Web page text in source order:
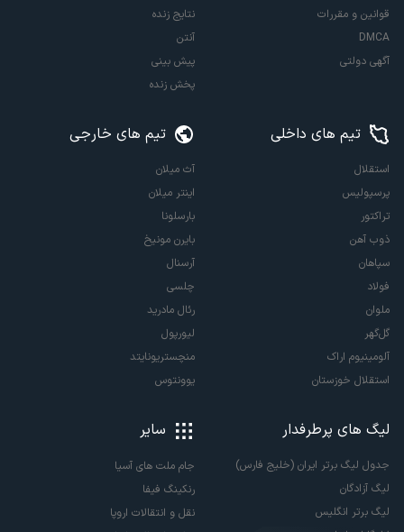
قوانین و مقررات
DMCA
آگهی دولتی
نتایج زنده
آنتن
پیش بینی
پخش زنده
تیم های داخلی
استقلال
پرسپولیس
تراکتور
ذوب آهن
سپاهان
فولاد
ملوان
گل‌گهر
آلومینیوم اراک
استقلال خوزستان
تیم های خارجی
آث میلان
اینتر میلان
بارسلونا
بایرن مونیخ
آرسنال
چلسی
رئال مادرید
لیورپول
منچستریونایتد
یوونتوس
لیگ های پرطرفدار
جدول لیگ برتر ایران (خلیج فارس)
لیگ آزادگان
لیگ برتر انگلیس
سایر
جام ملت های آسیا
رنکینگ فیفا
نقل و انتقالات اروپا